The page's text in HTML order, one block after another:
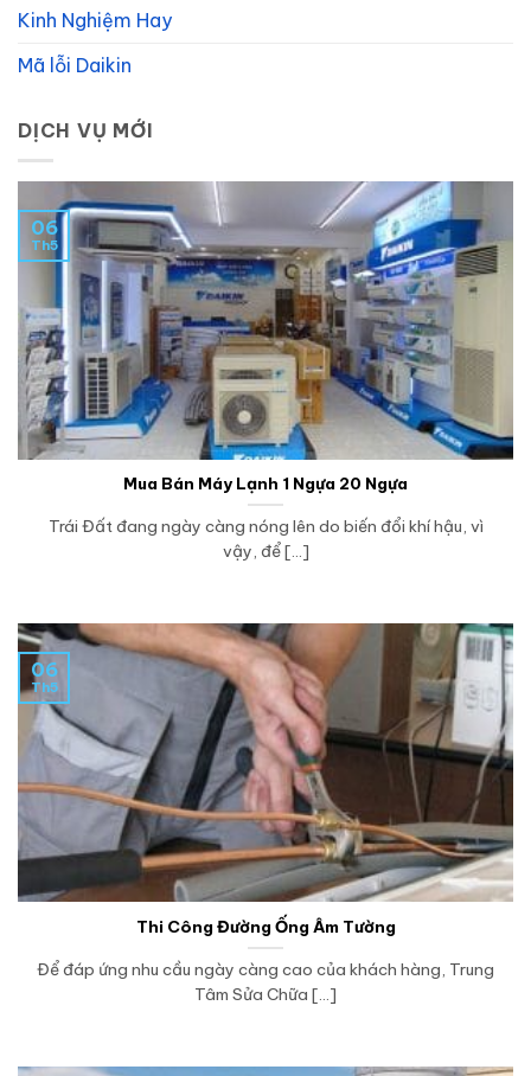
Kinh Nghiệm Hay
Mã lỗi Daikin
DỊCH VỤ MỚI
Mua Bán Máy Lạnh 1 Ngựa 20 Ngựa
Trái Đất đang ngày càng nóng lên do biến đổi khí hậu, vì
vậy, để [...]
06
Th5
Thi Công Đường Ống Âm Tường
Để đáp ứng nhu cầu ngày càng cao của khách hàng, Trung
Tâm Sửa Chữa [...]
06
Th5